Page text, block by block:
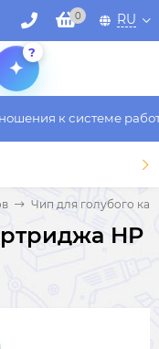
0 RU
?
к системе
Чип для голубого
HP